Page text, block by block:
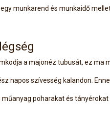
munkarend és munkaidő
a majonéz tubusát, ez ma
napos szívesség kalandon.
poharakat és